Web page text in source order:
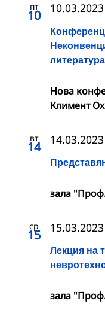
пт
10 10.03.2023
Нова
Климент
вт
14
зала
ср
15
Лекция на
зала